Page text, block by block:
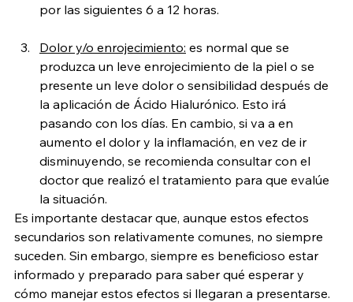
por las siguientes 6 a 12 horas.
Dolor y/o enrojecimiento: es normal que se
produzca un leve enrojecimiento de la piel o se
presente un leve dolor o sensibilidad después de
la aplicación de Ácido Hialurónico. Esto irá
pasando con los días. En cambio, si va a en
aumento el dolor y la inflamación, en vez de ir
disminuyendo, se recomienda consultar con el
doctor que realizó el tratamiento para que evalúe
la situación.
Es importante destacar que, aunque estos efectos
secundarios son relativamente comunes, no siempre
suceden. Sin embargo, siempre es beneficioso estar
informado y preparado para saber qué esperar y
cómo manejar estos efectos si llegaran a presentarse.